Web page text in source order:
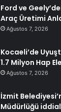
Ford ve
Araç Üretimi
Ağustos 7, 2026
Kocaeli’de
1.7 Milyon Hap
Ağustos 7, 2026
İzmit
Müdürlüğü